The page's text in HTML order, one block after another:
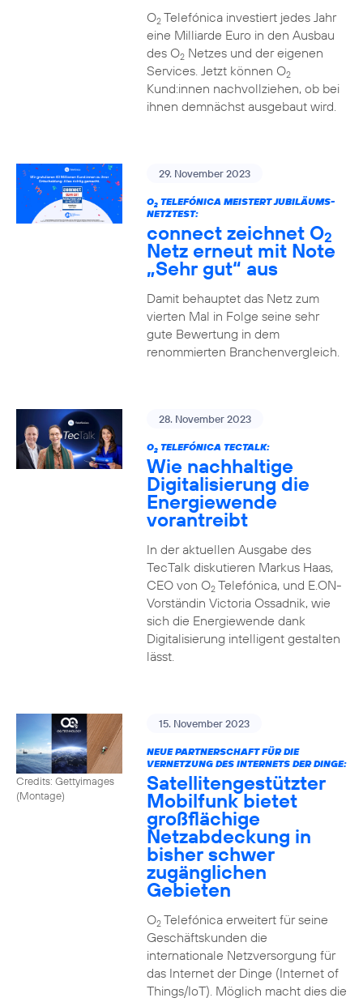
O2Telefónica investiert jedes Jahr
eine Milliarde Euro in den Ausbau
des O2Netzes und der eigenen
Services. Jetzt können O2
Kund:innen nachvollziehen, ob bei
ihnen demnächst ausgebaut wird.
29. November 2023
O2TELEFÓNICA MEISTERT JUBILÄUMS-
NETZTEST:
connect zeichnet O2
Netz erneut mit Note
„Sehr gut“ aus
Damit behauptet das Netz zum
vierten Mal in Folge seine sehr
gute Bewertung in dem
renommierten Branchenvergleich.
28. November 2023
O2TELEFÓNICA TECTALK:
Wie nachhaltige
Digitalisierung die
Energiewende
vorantreibt
In der aktuellen Ausgabe des
TecTalk diskutieren Markus Haas,
CEO von O2Telefónica, und E.ON-
Vorständin Victoria Ossadnik, wie
sich die Energiewende dank
Digitalisierung intelligent gestalten
lässt.
Credits: Gettyimages
(Montage)
15. November 2023
NEUE PARTNERSCHAFT FÜR DIE
VERNETZUNG DES INTERNETS DER DINGE:
Satellitengestützter
Mobilfunk bietet
großflächige
Netzabdeckung in
bisher schwer
zugänglichen
Gebieten
O2Telefónica erweitert für seine
Geschäftskunden die
internationale Netzversorgung für
das Internet der Dinge (Internet of
Things/IoT). Möglich macht dies die